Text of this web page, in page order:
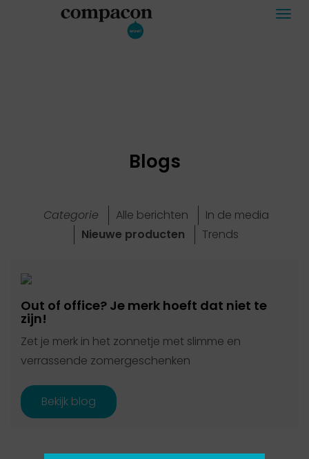
Blogs
Categorie Alle berichten
In de media
Nieuwe producten
Trends
Out of office? Je merk hoeft dat niet te
zijn!
Zet je merk in het zonnetje met slimme en
verrassende zomergeschenken
Bekijk blog